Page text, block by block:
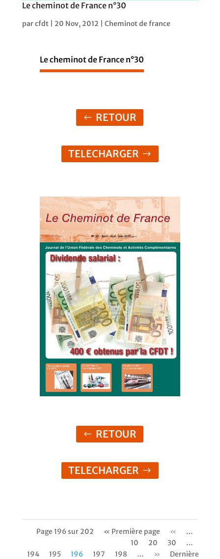
Le cheminot de France n°30
parcfdt| 20 Nov, 2012 Cheminot de france
Le cheminot de France n°30
RETOUR
TELECHARGER
RETOUR
TELECHARGER
Page 196 sur 202 « Première page «
…
10
20 30
…
194
195 196 197 198 … »
Dernière